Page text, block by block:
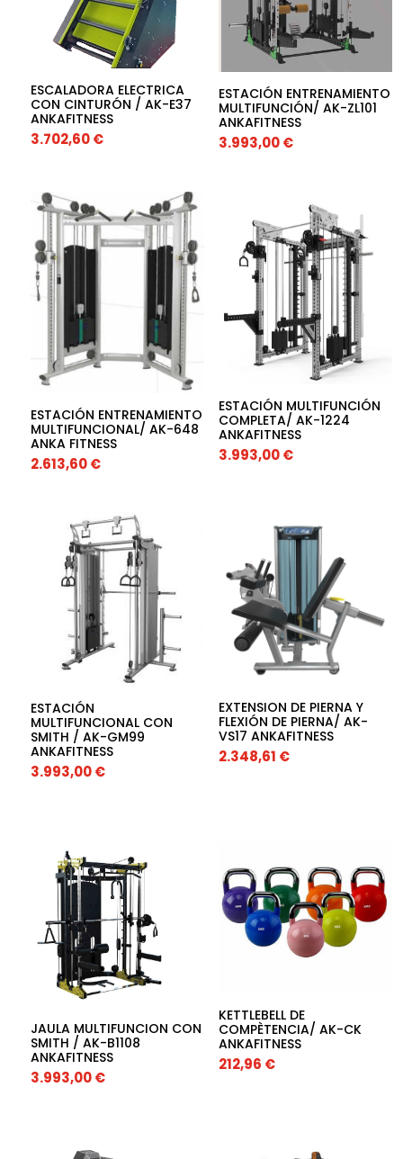
ESCALADORA ELECTRICA
CON CINTURÓN / AK-E37
ANKAFITNESS
3.702,60€
ESTACIÓN ENTRENAMIENTO
MULTIFUNCIÓN/ AK-ZL101
ANKAFITNESS
3.993,00€
ESTACIÓN ENTRENAMIENTO
MULTIFUNCIONAL/ AK-648
ANKA FITNESS
2.613,60€
ESTACIÓN MULTIFUNCIÓN
COMPLETA/ AK-1224
ANKAFITNESS
3.993,00€
ESTACIÓN
MULTIFUNCIONAL CON
SMITH / AK-GM99
ANKAFITNESS
3.993,00€
EXTENSION DE PIERNA Y
FLEXIÓN DE PIERNA/ AK-
VS17 ANKAFITNESS
2.348,61 €
JAULA MULTIFUNCION CON
SMITH / AK-B1108
ANKAFITNESS
3.993,00€
KETTLEBELL DE
COMPÈTENCIA/ AK-CK
ANKAFITNESS
212,96 €